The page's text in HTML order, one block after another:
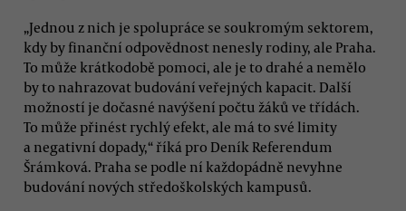
„Jednou z nich je spolupráce se soukromým sektorem,
kdy by finanční odpovědnost nenesly rodiny, ale Praha.
To může krátkodobě pomoci, ale je to drahé a nemělo
by to nahrazovat budování veřejných kapacit. Další
možností je dočasné navýšení počtu žáků ve třídách.
To může přinést rychlý efekt, ale má to své limity
a negativní dopady,“ říká pro Deník Referendum
Šrámková. Praha se podle ní každopádně nevyhne
budování nových středoškolských kampusů.